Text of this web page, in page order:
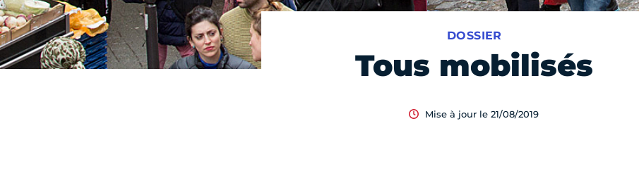
Tous mobilisés
DOSSIER
Mise à jour le 21/08/2019